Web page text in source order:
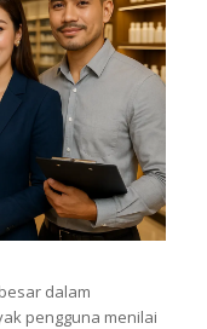
dalam
pengguna menilai